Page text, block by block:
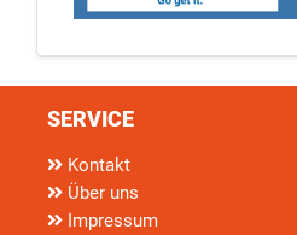
SERVICE
Kontakt
Über uns
Impressum